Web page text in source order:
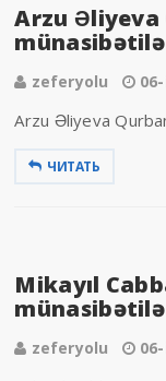
Arzu Əliyeva
zeferyolu
Arzu Əliyeva
ЧИТАТЬ
Mikayıl
zeferyolu